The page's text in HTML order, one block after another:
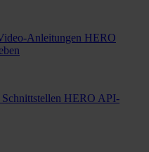
Anleitungen HERO
Schnittstellen HERO API-